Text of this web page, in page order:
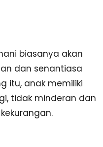
biasanya akan
dan senantiasa
itu, anak memiliki
tidak minderan dan